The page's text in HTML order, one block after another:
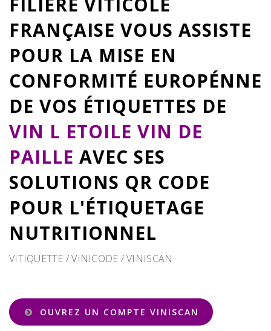
FRANÇAISE VOUS ASSISTE
POUR LA MISE EN
CONFORMITÉ EUROPÉNNE
DE VOS ÉTIQUETTES DE
VIN L ETOILE VIN DE
PAILLE AVEC SES
SOLUTIONS QR CODE
POUR L'ÉTIQUETAGE
NUTRITIONNEL
VITIQUETTE / VINICODE / VINISCAN
OUVREZ UN COMPTE VINISCAN